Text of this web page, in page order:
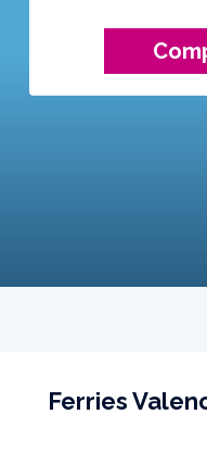
Ferries